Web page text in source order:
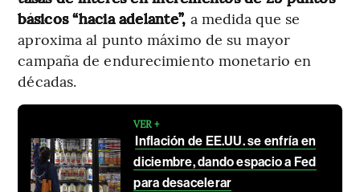
básicos “hacia adelante”, a medida que se
aproxima al punto máximo de su mayor
campaña de endurecimiento monetario en
décadas.
VER +
Inflación de EE.UU. se enfría en
diciembre, dando espacio a Fed
para desacelerar